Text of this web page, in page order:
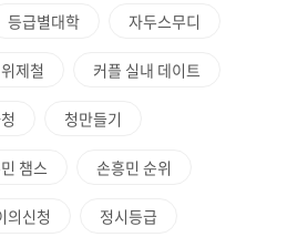
등급별대학 자두스무디
제철 커플 실내 데이트
청만들기
챔스 손흥민 순위
의신청 정시등급